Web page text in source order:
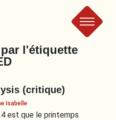
l'étiquette
(critique)
Isabelle
est que le printemps